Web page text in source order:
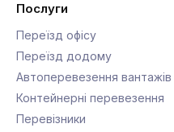
Послуги
Переїзд офісу
Переїзд додому
Автоперевезення вантажів
Контейнерні перевезення
Перевізники